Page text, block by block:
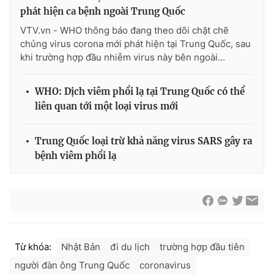
THỜI BÁO VTV
Cơ quan chủ quản:Đài Truyền hình Việt Nam
Nguyễn Trọng Ninh
Tổng đài VTV:024.38 355 931 - 024.38 355 932
phát hiện ca bệnh ngoài Trung Quốc
VTV.vn - WHO thông báo đang theo dõi chặt chẽ
chủng virus corona mới phát hiện tại Trung Quốc, sau
khi trường hợp đầu nhiễm virus này bên ngoài...
WHO: Dịch viêm phổi lạ tại Trung Quốc có thể
liên quan tới một loại virus mới
Trung Quốc loại trừ khả năng virus SARS gây ra
bệnh viêm phổi lạ
Từ khóa: Nhật Bản đi du lịch
trường hợp đầu tiên
người đàn ông Trung Quốc
coronavirus